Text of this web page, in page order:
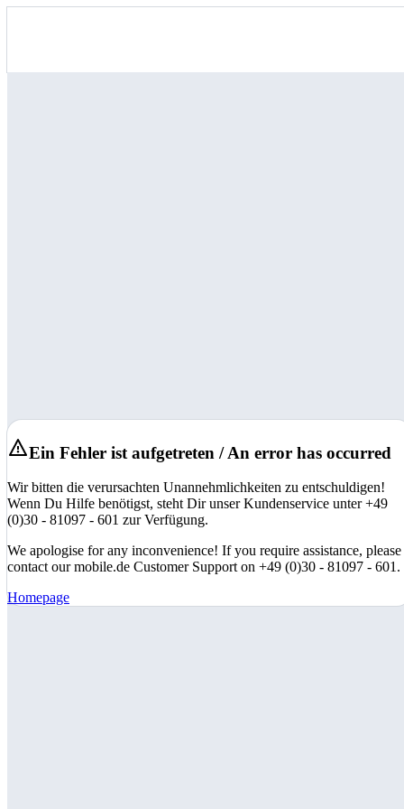
Ein Fehler ist aufgetreten / An error has occurred
Wir bitten die verursachten Unannehmlichkeiten zu entschuldigen!
Wenn Du Hilfe benötigst, steht Dir unser Kundenservice unter +49
(0)30 - 81097 - 601 zur Verfügung.
We apologise for any inconvenience! If you require assistance, please
contact our mobile.de Customer Support on +49 (0)30 - 81097 - 601.
Homepage